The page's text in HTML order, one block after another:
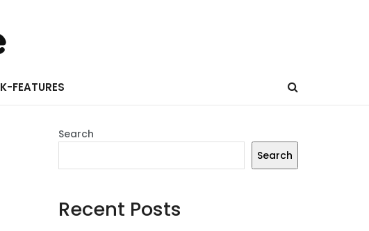
K-FEATURES
Search
Search
Recent Posts